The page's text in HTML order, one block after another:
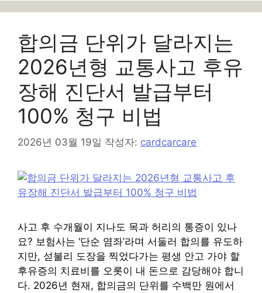
리
합의금 단위가 달라지는
2026년형 교통사고 후유
장해 진단서 발급부터
100% 청구 비법
2026년 03월 19일 작성자: cardcarcare
사고 후 수개월이 지나도 목과 허리의 통증이 있나
요? 보험사는 ‘단순 염좌’라며 서둘러 합의를 유도하
지만, 섣불리 도장을 찍었다가는 평생 안고 가야 할
후유증의 치료비를 오롯이 내 돈으로 감당해야 합니
다. 2026년 현재, 합의금의 단위를 수백만 원에서